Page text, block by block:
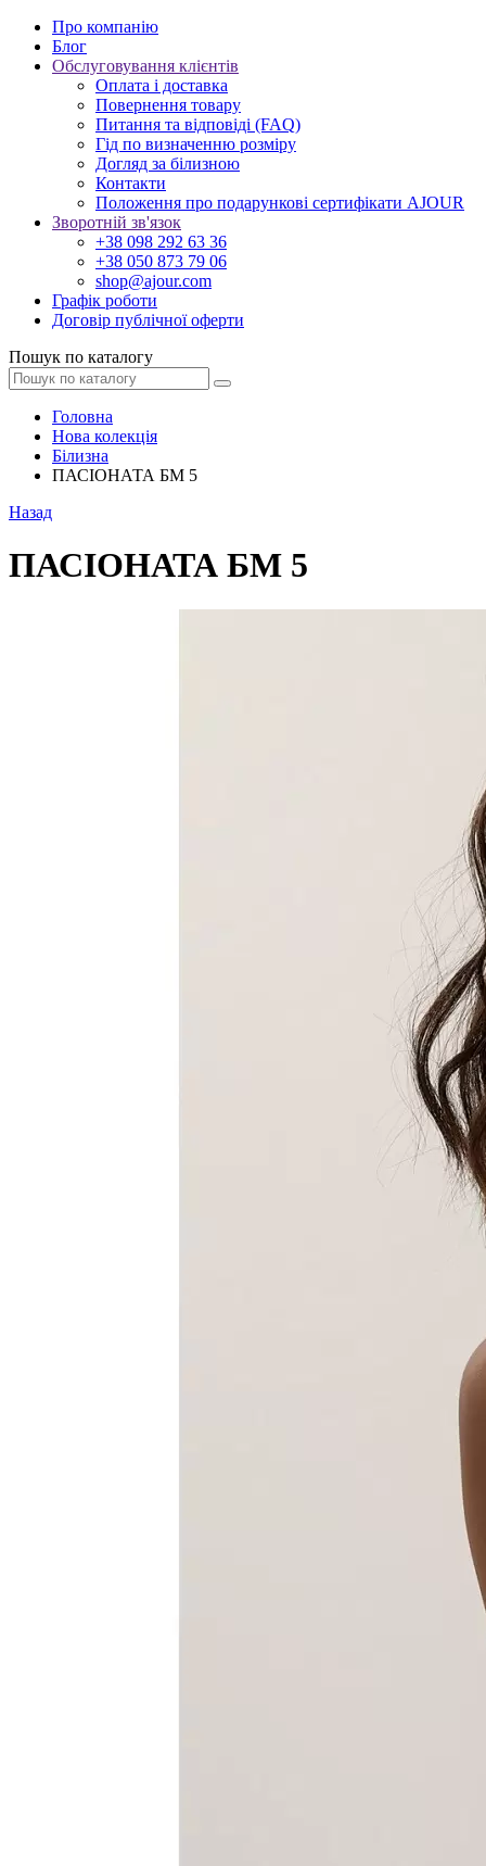
Про компанію
Блог
Обслуговування клієнтів
Оплата і доставка
Повернення товару
Питання та відповіді (FAQ)
Гід по визначенню розміру
Догляд за білизною
Контакти
Положення про подарункові сертифікати AJOUR
Зворотній зв'язок
+38 098 292 63 36
+38 050 873 79 06
shop@ajour.com
Графік роботи
Договір публічної оферти
Пошук по каталогу
Головна
Нова колекція
Білизна
ПАСІОНАТА БМ 5
Назад
ПАСІОНАТА БМ 5